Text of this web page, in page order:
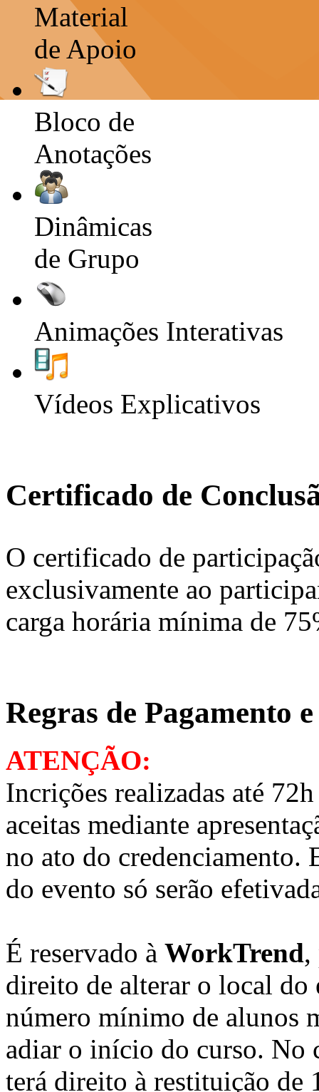
Material
de Apoio
Bloco de
Anotações
Dinâmicas
de Grupo
Animações Interativas
Vídeos Explicativos
Certificado de
O certificado de
exclusivamente ao
carga horária mínima de
Regras de Pagamento
ATENÇÃO:
Incrições realizadas até
aceitas mediante
no ato do credenciamento.
do evento só serão
É reservado à WorkTrend,
direito de alterar o local do
número mínimo de alunos
adiar o início do curso. No
terá direito à restituição de